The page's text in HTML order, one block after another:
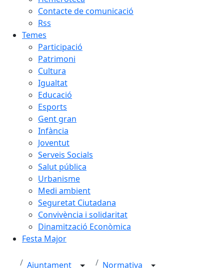
Contacte de comunicació
Rss
Temes
Participació
Patrimoni
Cultura
Igualtat
Educació
Esports
Gent gran
Infància
Joventut
Serveis Socials
Salut pública
Urbanisme
Medi ambient
Seguretat Ciutadana
Convivència i solidaritat
Dinamització Econòmica
Festa Major
Ajuntament Normativa